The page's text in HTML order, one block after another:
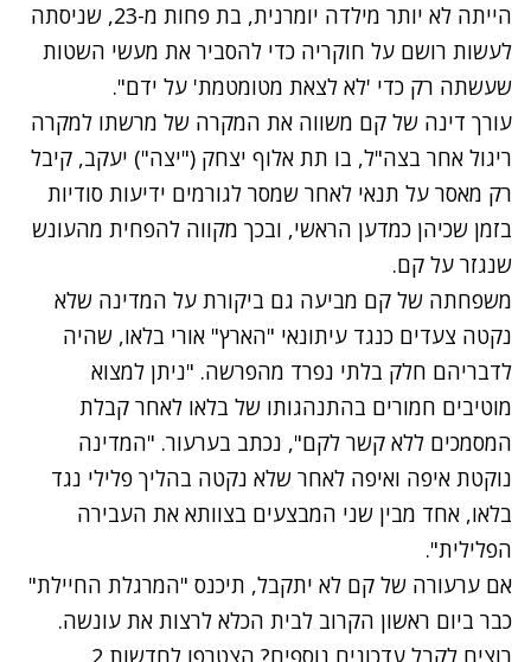
הייתה לא יותר מילדה יומרנית, בת פחות מ-23, שניסתה
לעשות רושם על חוקריה כדי להסביר את מעשי השטות
שעשתה רק כדי 'לא לצאת מטומטמת' על ידם".
נסה שוב
עורך דינה של קם משווה את המקרה של מרשתו למקרה
ריגול אחר בצה"ל, בו תת אלוף יצחק ("יצה") יעקב, קיבל
רק מאסר על תנאי לאחר שמסר לגורמים ידיעות סודיות
בזמן שכיהן כמדען הראשי, ובכך מקווה להפחית מהעונש
שנגזר על קם.
משפחתה של קם מביעה גם ביקורת על המדינה שלא
נקטה צעדים כנגד עיתונאי "הארץ" אורי בלאו, שהיה
לדבריהם חלק בלתי נפרד מהפרשה. "ניתן למצוא
מוטיבים חמורים בהתנהגותו של בלאו לאחר קבלת
המסמכים ללא קשר לקם", נכתב בערעור. "המדינה
נוקטת איפה ואיפה לאחר שלא נקטה בהליך פלילי נגד
בלאו, אחד מבין שני המבצעים בצוותא את העבירה
הפלילית".
אם ערעורה של קם לא יתקבל, תיכנס "המרגלת החיילת"
כבר ביום ראשון הקרוב לבית הכלא לרצות את עונשה.
רוצים לקבל עדכונים נוספים? הצטרפו לחדשות 2